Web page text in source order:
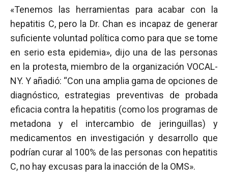
«Tenemos las herramientas para acabar con la
hepatitis C, pero la Dr. Chan es incapaz de generar
suficiente voluntad política como para que se tome
en serio esta epidemia», dijo una de las personas
en la protesta, miembro de la organización VOCAL-
NY. Y añadió: “Con una amplia gama de opciones de
diagnóstico, estrategias preventivas de probada
eficacia contra la hepatitis (como los programas de
metadona y el intercambio de jeringuillas) y
medicamentos en investigación y desarrollo que
podrían curar al 100% de las personas con hepatitis
C, no hay excusas para la inacción de la OMS».